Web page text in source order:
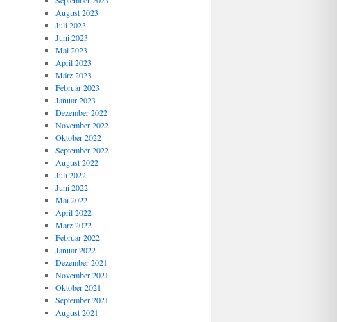
August 2023
Juli 2023
Juni 2023
Mai 2023
April 2023
März 2023
Februar 2023
Januar 2023
Dezember 2022
November 2022
Oktober 2022
September 2022
August 2022
Juli 2022
Juni 2022
Mai 2022
April 2022
März 2022
Februar 2022
Januar 2022
Dezember 2021
November 2021
Oktober 2021
September 2021
August 2021